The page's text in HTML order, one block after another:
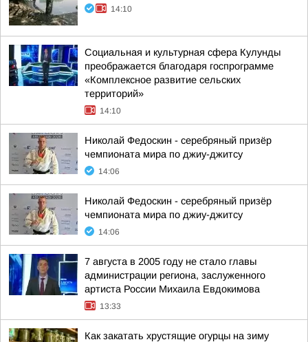
14:10
Социальная и культурная сфера Кулунды
преображается благодаря госпрограмме
«Комплексное развитие сельских
территорий»
14:10
Николай Федоскин - серебряный призёр
чемпионата мира по джиу-джитсу
14:06
Николай Федоскин - серебряный призёр
чемпионата мира по джиу-джитсу
14:06
7 августа в 2005 году не стало главы
администрации региона, заслуженного
артиста России Михаила Евдокимова
13:33
Как закатать хрустящие огурцы на зиму